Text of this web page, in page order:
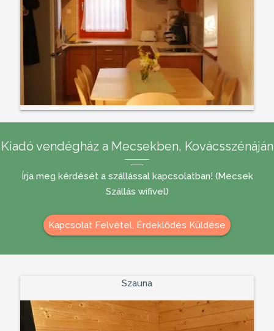
Kiadó vendégház a Mecsekben, Kovácsszénáján
Írja meg kérdését a szállással kapcsolatban! (Mecsek
Szállás wifivel)
Kapcsolat Felvétel, Érdeklődés Küldése
Szauna